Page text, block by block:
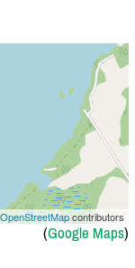
OpenStreetMapcontributors
(Google Maps)